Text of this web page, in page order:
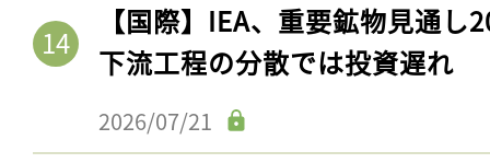
【国際】IEA、重要鉱物見通
下流工程の分散では投資遅れ
2026/07/21